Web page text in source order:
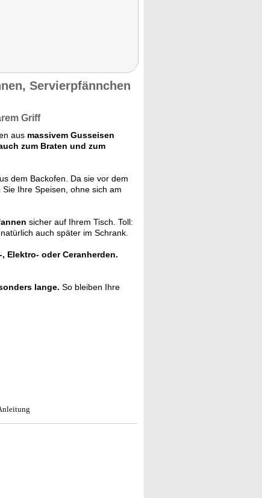
Servierpfännchen
Griff
aus massivem Gusseisen
zum Braten und zum
dem Backofen. Da sie vor dem
Sie Ihre Speisen, ohne sich am
sicher auf Ihrem Tisch. Toll:
auch später im Schrank.
Elektro- oder Ceranherden.
lange. So bleiben Ihre